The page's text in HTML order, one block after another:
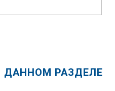
ДАННОМ РАЗДЕЛЕ